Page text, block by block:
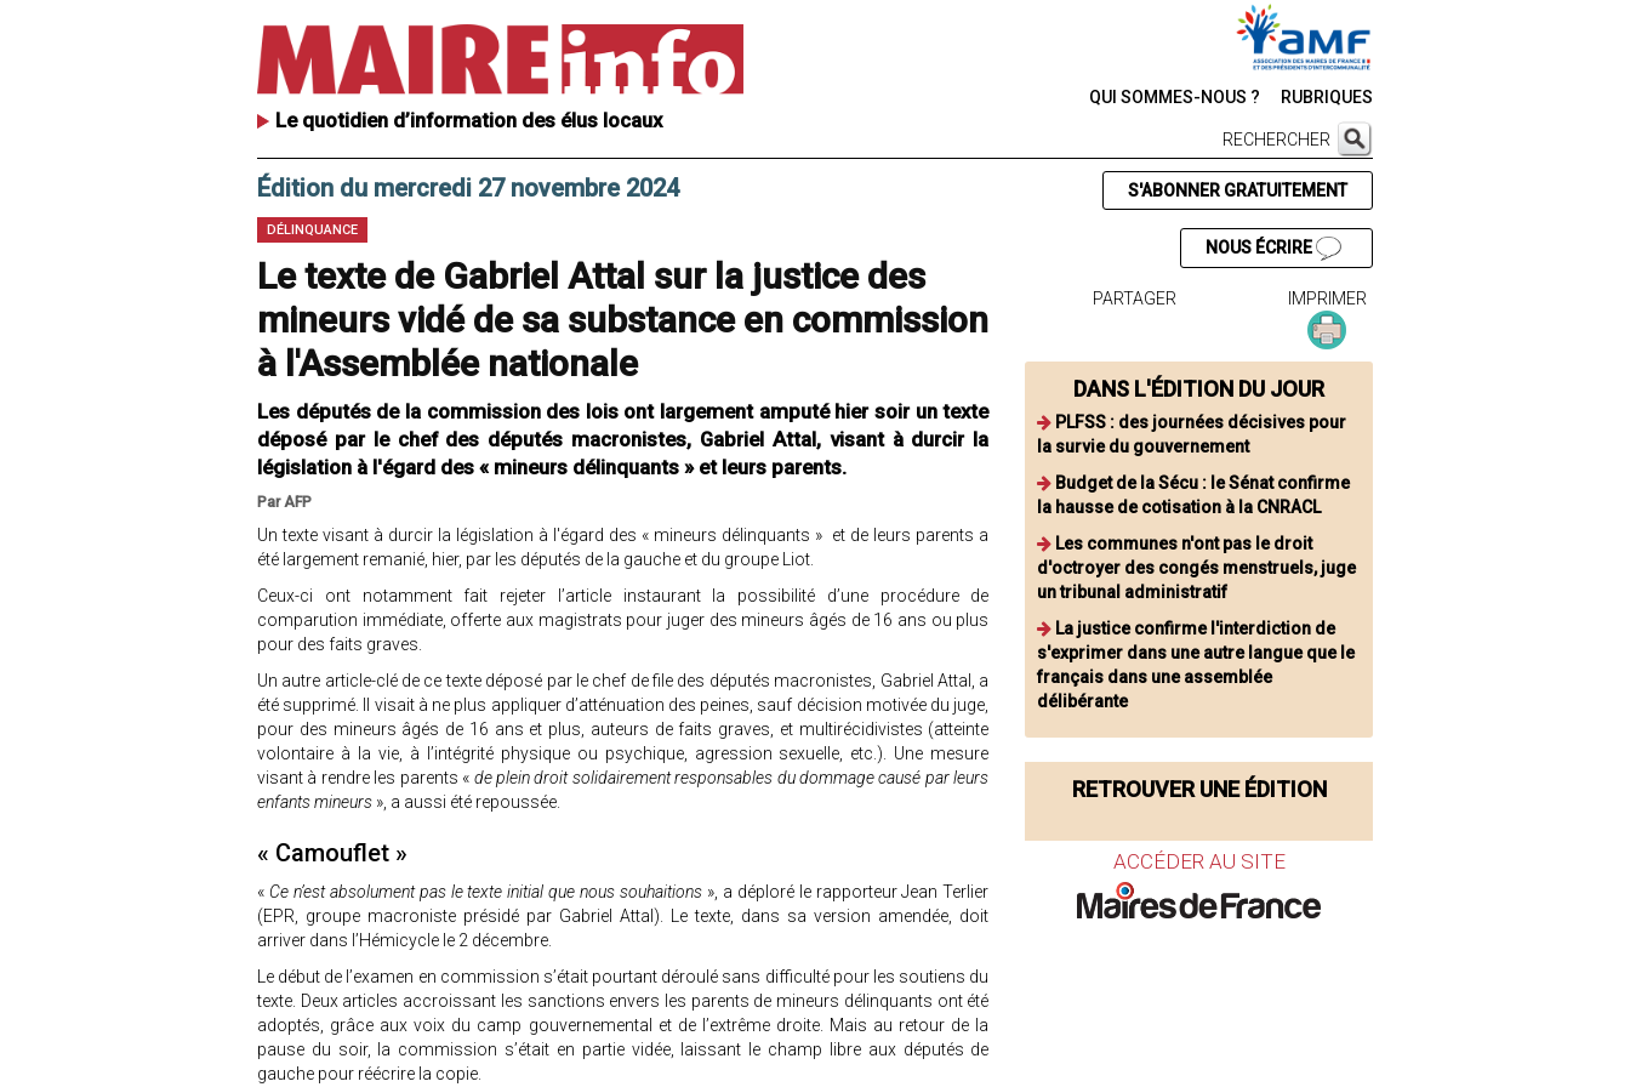
Le quotidien d’information des élus locaux
QUI SOMMES-NOUS ? RUBRIQUES
RECHERCHER
Édition du mercredi 27 novembre 2024
DÉLINQUANCE
Le texte de Gabriel Attal sur la justice des
mineurs vidé de sa substance en commission
à l'Assemblée nationale
Les députés de la commission des lois ont largement amputé hier soir un texte
déposé par le chef des députés macronistes, Gabriel Attal, visant à durcir la
législation à l'égard des « mineurs délinquants » et leurs parents.
Par AFP
Un texte visant à durcir la législation à l'égard des « mineurs délinquants » et de leurs parents a
été largement remanié, hier, par les députés de la gauche et du groupe Liot.
Ceux-ci ont notamment fait rejeter l’article instaurant la possibilité d’une procédure de
comparution immédiate, offerte aux magistrats pour juger des mineurs âgés de 16 ans ou plus
pour des faits graves.
Un autre article-clé de ce texte déposé par le chef de file des députés macronistes, Gabriel Attal, a
été supprimé. Il visait à ne plus appliquer d’atténuation des peines, sauf décision motivée du juge,
pour des mineurs âgés de 16 ans et plus, auteurs de faits graves, et multirécidivistes (atteinte
volontaire à la vie, à l’intégrité physique ou psychique, agression sexuelle, etc.). Une mesure
visant à rendre les parents « de plein droit solidairement responsables du dommage causé par leurs
enfants mineurs », a aussi été repoussée.
« Camouflet »
« Ce n’est absolument pas le texte initial que nous souhaitions », a déploré le rapporteur Jean Terlier
(EPR, groupe macroniste présidé par Gabriel Attal). Le texte, dans sa version amendée, doit
arriver dans l’Hémicycle le 2 décembre.
Le début de l’examen en commission s’était pourtant déroulé sans difficulté pour les soutiens du
texte. Deux articles accroissant les sanctions envers les parents de mineurs délinquants ont été
adoptés, grâce aux voix du camp gouvernemental et de l’extrême droite. Mais au retour de la
pause du soir, la commission s’était en partie vidée, laissant le champ libre aux députés de
gauche pour réécrire la copie.
S'ABONNER GRATUITEMENT
NOUS ÉCRIRE
PARTAGER IMPRIMER
DANS L'ÉDITION DU JOUR
PLFSS : des journées décisives pour
la survie du gouvernement
Budget de la Sécu : le Sénat confirme
la hausse de cotisation à la CNRACL
Les communes n'ont pas le droit
d'octroyer des congés menstruels, juge
un tribunal administratif
La justice confirme l'interdiction de
s'exprimer dans une autre langue que le
français dans une assemblée
délibérante
RETROUVER UNE ÉDITION
ACCÉDER AU SITE